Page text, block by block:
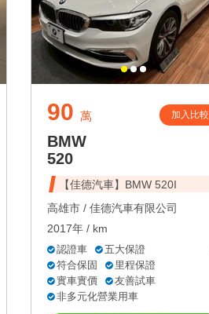
90 萬 加入比較
BMW
520
【佳德汽車】BMW 520I
高雄市 / 佳德汽車有限公司
2017年 / km
認證車
五大保證
符合保固
里程保證
實車實價
友善試車
非多元化營業用車